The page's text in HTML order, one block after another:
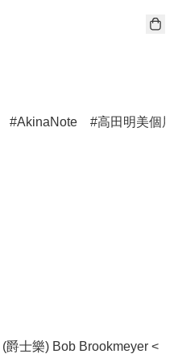
AkinaNote
高田明美個
(爵士樂) Bob Brookmeyer <